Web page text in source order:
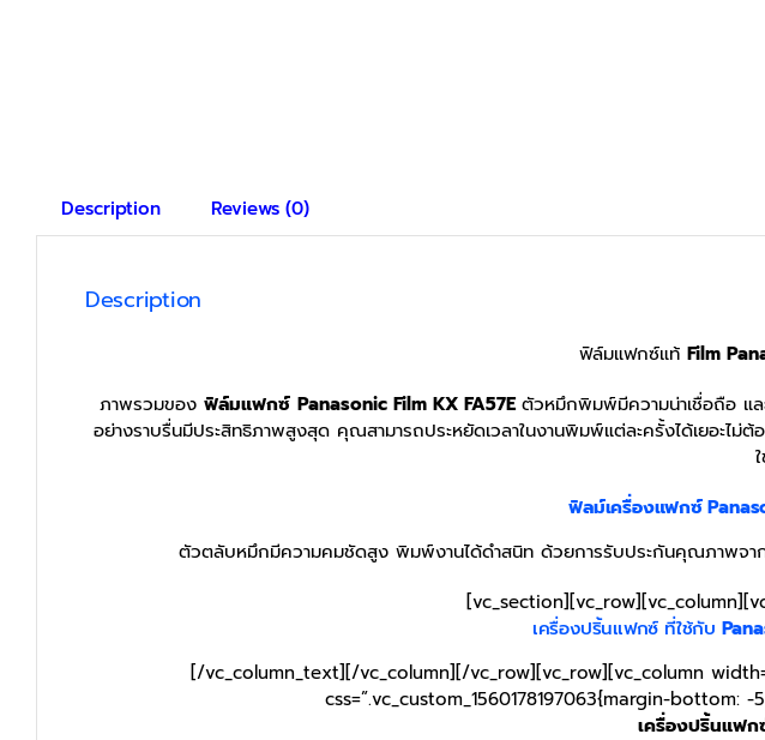
Description Reviews (0)
Description
ฟิล์มแฟกซ์แท้ Film
ภาพรวมของ ฟิล์มแฟกซ์ Panasonic FilmKX FA57Eตัวหมึกพิมพ์มีความน่าเชื่อถือ แ
อย่างราบรื่นมีประสิทธิภาพสูงสุด คุณสามารถประหยัดเวลาในงานพิมพ์แต่ละครั้งได้เยอะไม่
ฟิลม์เครื่องแฟกซ์
ตัวตลับหมึกมีความคมชัดสูง พิมพ์งานได้ดำสนิท ด้วยการรับประกันคุณภาพจา
เครื่องปริ้นแฟกซ์ ที่ใช้กับ
[/vc_column_text][/vc_column][/vc_row][vc_row][vc_column
css=”.vc_custom_1560178197063{margin-bottom:
เครื่องปริ้นแฟก